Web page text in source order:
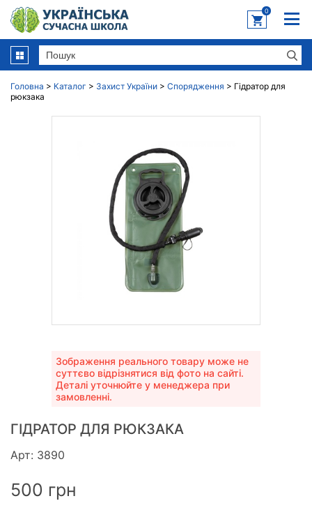
0
Головна > Каталог > Захист України > Спорядження > Гідратор для
рюкзака
Зображення реального товару може не
суттєво відрізнятися від фото на сайті.
Деталі уточнюйте у менеджера при
замовленні.
ГІДРАТОР ДЛЯ РЮКЗАКА
Арт: 3890
500 грн